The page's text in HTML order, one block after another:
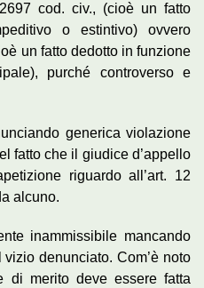
cod. civ., (cioè un fatto
o estintivo) ovvero
un fatto dedotto in funzione
purché controverso e
generica violazione
fatto che il giudice d’appello
riguardo all’art. 12
alcuno.
inammissibile mancando
denunciato. Com’è noto
di merito deve essere fatta